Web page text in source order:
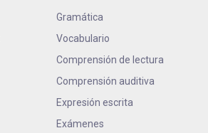
Gramática
Vocabulario
Comprensión de lectura
Comprensión auditiva
Expresión escrita
Exámenes